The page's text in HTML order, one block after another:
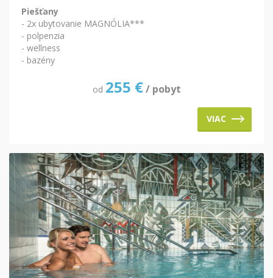
Piešťany
- 2x ubytovanie MAGNÓLIA***
- polpenzia
- wellness
- bazény
od 255 € / pobyt
VIAC